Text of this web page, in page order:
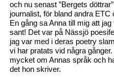
och nu senast ”Bergets
journalist, för bland andra
En gång sa Anna till mig att
sant! Det var på Nässjö
jag var med i deras poetry
vi har pratats vid några
mycket om Annas språk och
det hon skriver.